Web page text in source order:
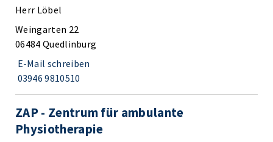
Herr Löbel
Weingarten 22
06484 Quedlinburg
E-Mail schreiben
03946 9810510
ZAP - Zentrum für ambulante
Physiotherapie